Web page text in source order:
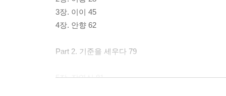
3장. 이이 45
4장. 안향 62
Part 2. 기준을 세우다 79
5장. 장영실 81